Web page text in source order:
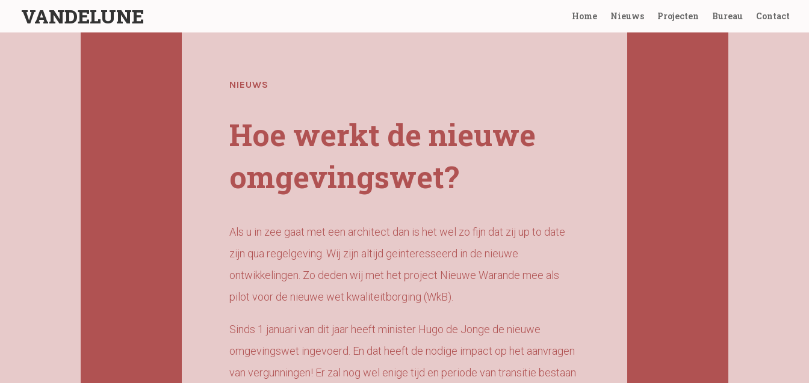
VANDELUNE Home Nieuws Projecten Bureau Contact
NIEUWS
Hoe werkt de nieuwe
omgevingswet?
Als u in zee gaat met een architect dan is het wel zo fijn dat zij up to date
zijn qua regelgeving. Wij zijn altijd geinteresseerd in de nieuwe
ontwikkelingen. Zo deden wij met het project Nieuwe Warande mee als
pilot voor de nieuwe wet kwaliteitborging (WkB).
Sinds 1 januari van dit jaar heeft minister Hugo de Jonge de nieuwe
omgevingswet ingevoerd. En dat heeft de nodige impact op het aanvragen
van vergunningen! Er zal nog wel enige tijd en periode van transitie bestaan